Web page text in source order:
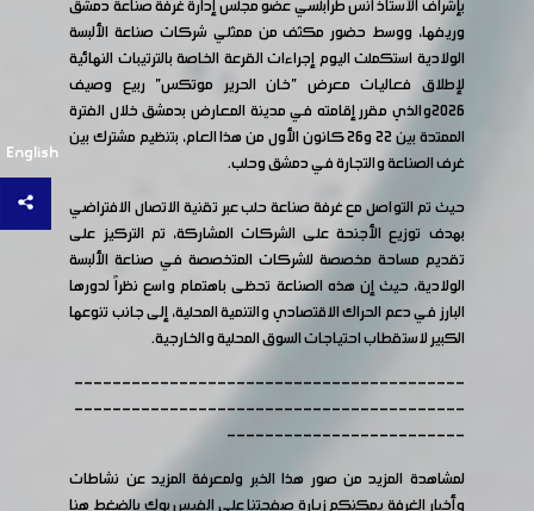
English
بإشراف الأستاذ أنس طرابلسي عضو مجلس إدارة غرفة صناعة دمشق
وريفها، ووسط حضور مكثف من ممثلي شركات صناعة الألبسة
الولادية استكملت اليوم إجراءات القرعة الخاصة بالترتيبات النهائية
لإطلاق فعاليات معرض "خان الحرير موتكس" ربيع وصيف
2026والذي مقرر إقامته في مدينة المعارض بدمشق خلال الفترة
الممتدة بين 22 و26 كانون الأول من هذا العام، بتنظيم مشترك بين
غرف الصناعة والتجارة في دمشق وحلب.
حيث تم التواصل مع غرفة صناعة حلب عبر تقنية الاتصال الافتراضي
بهدف توزيع الأجنحة على الشركات المشاركة، تم التركيز على
تقديم مساحة مخصصة للشركات المتخصصة في صناعة الألبسة
الولادية، حيث إن هذه الصناعة تحظى باهتمام واسع نظراً لدورها
البارز في دعم الحراك الاقتصادي والتنمية المحلية، إلى جانب تنوعها
الكبير لاستقطاب احتياجات السوق المحلية والخارجية.
-----------------------------------------
-----------------------------------------
-------------------------
لمشاهدة المزيد من صور هذا الخبر ولمعرفة المزيد عن نشاطات